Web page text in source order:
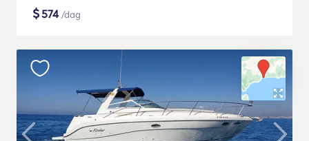
$574/dag